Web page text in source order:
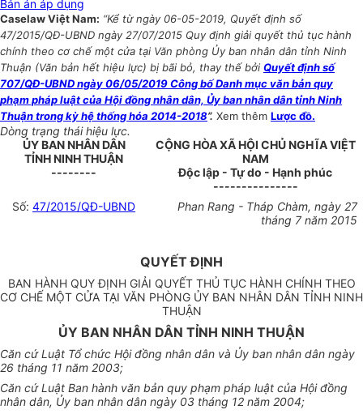
Bản án áp dụng
Caselaw Việt Nam: “Kể từ ngày 06-05-2019, Quyết định số
47/2015/QĐ-UBND ngày 27/07/2015 Quy định giải quyết thủ tục hành
chính theo cơ chế một cửa tại Văn phòng Ủy ban nhân dân tỉnh Ninh
Thuận (Văn bản hết hiệu lực) bị bãi bỏ, thay thế bởi Quyết định số
707/QĐ-UBND ngày 06/05/2019 Công bố Danh mục văn bản quy
phạm pháp luật của Hội đồng nhân dân, Ủy ban nhân dân tỉnh Ninh
Thuận trong kỳ hệ thống hóa 2014-2018”. Xem thêm Lược đồ.
Dòng trạng thái hiệu lực.
ỦY BAN NHÂN DÂN
TỈNH NINH THUẬN
--------
CỘNG HÒA XÃ HỘI CHỦ NGHĨA VIỆT
NAM
Độc lập - Tự do - Hạnh phúc
---------------
Số: 47/2015/QĐ-UBND
Phan Rang - Tháp Chàm, ngày 27
tháng 7 năm 2015
QUYẾT ĐỊNH
BAN HÀNH QUY ĐỊNH GIẢI QUYẾT THỦ TỤC HÀNH CHÍNH THEO
CƠ CHẾ MỘT CỬA TẠI VĂN PHÒNG ỦY BAN NHÂN DÂN TỈNH NINH
THUẬN
ỦY BAN NHÂN DÂN TỈNH NINH THUẬN
Căn cứ Luật Tổ chức Hội đồng nhân dân và Ủy ban nhân dân ngày
26 tháng 11 năm 2003;
Căn cứ Luật Ban hành văn bản quy phạm pháp luật của Hội đồng
nhân dân, Ủy ban nhân dân ngày 03 tháng 12 năm 2004;